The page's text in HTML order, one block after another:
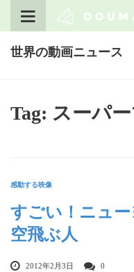
世界の動画ニュース
Tag: スーパ
感動する映像
すごい！ニュ
空飛ぶ人
2012年2月3日 0